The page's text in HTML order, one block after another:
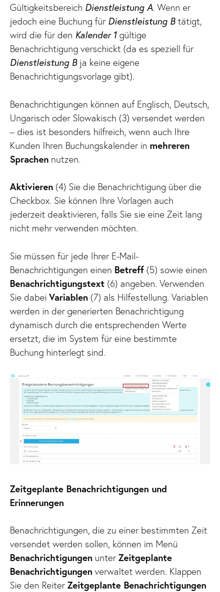
Gültigkeitsbereich Dienstleistung A. Wenn er
jedoch eine Buchung für Dienstleistung B tätigt,
wird die für den Kalender 1 gültige
Benachrichtigung verschickt (da es speziell für
Dienstleistung B ja keine eigene
Benachrichtigungsvorlage gibt).
Benachrichtigungen können auf Englisch, Deutsch,
Ungarisch oder Slowakisch (3) versendet werden
– dies ist besonders hilfreich, wenn auch Ihre
Kunden Ihren Buchungskalender in mehreren
Sprachen nutzen.
Aktivieren (4) Sie die Benachrichtigung über die
Checkbox. Sie können Ihre Vorlagen auch
jederzeit deaktivieren, falls Sie sie eine Zeit lang
nicht mehr verwenden möchten.
Sie müssen für jede Ihrer E-Mail-
Benachrichtigungen einen Betreff(5) sowie einen
Benachrichtigungstext (6) angeben. Verwenden
Sie dabei Variablen (7) als Hilfestellung. Variablen
werden in der generierten Benachrichtigung
dynamisch durch die entsprechenden Werte
ersetzt, die im System für eine bestimmte
Buchung hinterlegt sind.
Zeitgeplante Benachrichtigungen und
Erinnerungen
Benachrichtigungen, die zu einer bestimmten Zeit
versendet werden sollen, können im Menü
Benachrichtigungen unter Zeitgeplante
Benachrichtigungen verwaltet werden. Klappen
Sie den Reiter Zeitgeplante Benachrichtigungen